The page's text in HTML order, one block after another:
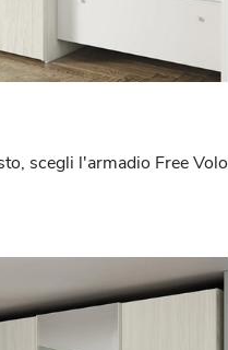
scegli l'armadio Free Volo